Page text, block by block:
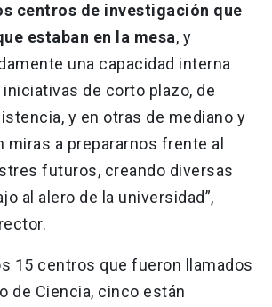
centros de investigación que
estaban en la mesa, y
una capacidad interna
iniciativas de corto plazo, de
y en otras de mediano y
miras a prepararnos frente al
futuros, creando diversas
al alero de la universidad”,
15 centros que fueron llamados
de Ciencia, cinco están